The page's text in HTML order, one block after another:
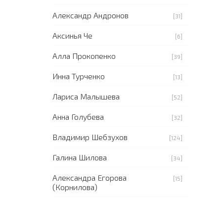
Александр Андронов [31]
Аксинья Че [6]
Алла Прокопенко [39]
Инна Турченко [13]
Лариса Малышева [52]
Анна Голубева [32]
Владимир Шебзухов [124]
Галина Шилова [34]
Александра Егорова
(Корнилова)
[15]